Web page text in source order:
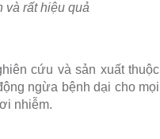
và rất hiệu quả
cứu và sản xuất thuộc
ngừa bệnh dại cho mọi
nhiễm.